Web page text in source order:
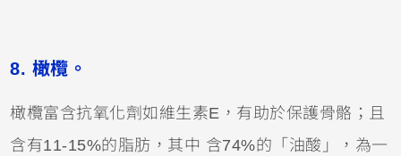
8. 橄欖。
橄欖富含抗氧化劑如維生素E，有助於保護骨骼；且
含有11-15%的脂肪，其中 含74%的「油酸」，為一